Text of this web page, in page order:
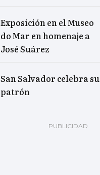
Exposición en el Museo
do Mar en homenaje a
José Suárez
San Salvador celebra su
patrón